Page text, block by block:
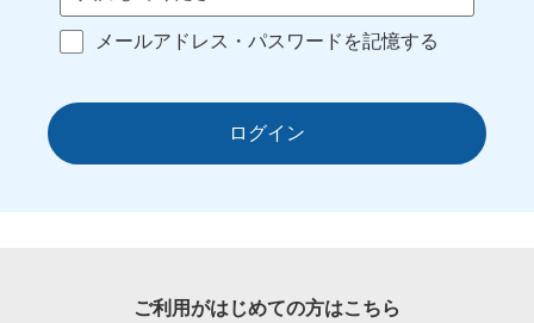
メールアドレス・パスワードを記憶する
ログイン
ご利用がはじめての方はこちら